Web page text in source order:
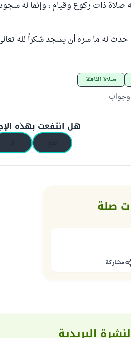
صلاة ذات ركوع وقيام ، وإنما له
حدث له ما سره أن يسجد شكراً لله
صلاة النافلة
وجواب
هل انتفعت بهذه
صلة
مشاركة
البريدية